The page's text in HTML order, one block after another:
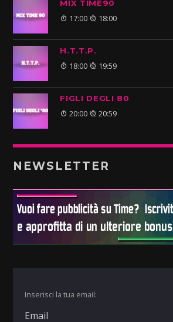
MIX TIME90
17:00 18:00
H.T.T.P.
18:00 19:59
FIGLI DEGLI 80
20:00 20:59
NEWSLETTER
Inserisci la tua email: